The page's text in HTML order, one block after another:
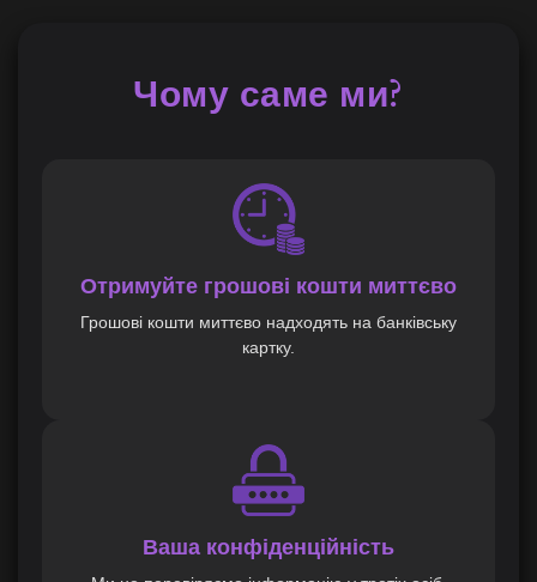
Чому саме ми?
Отримуйте грошові кошти миттєво
Грошові кошти миттєво надходять на банківську
картку.
Ваша конфіденційність